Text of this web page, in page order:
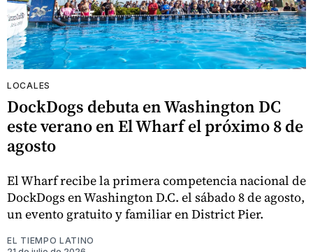
LOCALES
DockDogs debuta en Washington DC
este verano en El Wharf el próximo 8 de
agosto
El Wharf recibe la primera competencia nacional de
DockDogs en Washington D.C. el sábado 8 de agosto,
un evento gratuito y familiar en District Pier.
EL TIEMPO LATINO